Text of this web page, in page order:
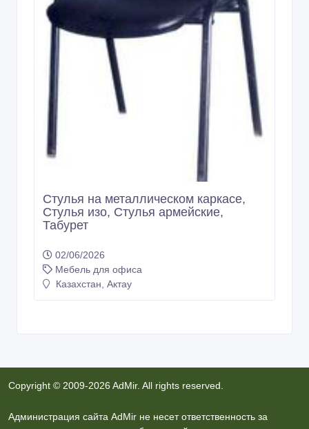
Стулья на металлическом каркасе,
Стулья изо, Стулья армейские,
Табурет
02/06/2026
Мебель для офиса
Казахстан, Актау
Copyright © 2009-2026 AdMir. All rights reserved.
Администрация сайта AdMir не несет ответственность за